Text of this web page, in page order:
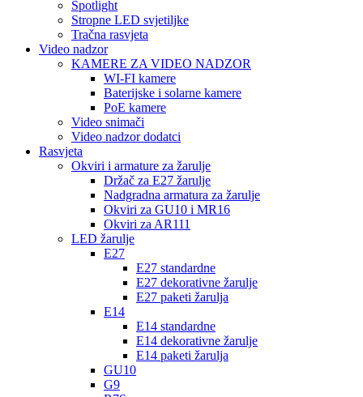
Spotlight
Stropne LED svjetiljke
Tračna rasvjeta
Video nadzor
KAMERE ZA VIDEO NADZOR
WI-FI kamere
Baterijske i solarne kamere
PoE kamere
Video snimači
Video nadzor dodatci
Rasvjeta
Okviri i armature za žarulje
Držač za E27 žarulje
Nadgradna armatura za žarulje
Okviri za GU10 i MR16
Okviri za AR111
LED žarulje
E27
E27 standardne
E27 dekorativne žarulje
E27 paketi žarulja
E14
E14 standardne
E14 dekorativne žarulje
E14 paketi žarulja
GU10
G9